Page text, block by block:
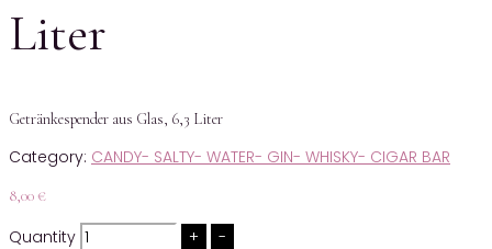
Liter
Getränkespender aus Glas, 6,3 Liter
Category: CANDY- SALTY- WATER- GIN- WHISKY- CIGAR BAR
8,00 €
Quantity